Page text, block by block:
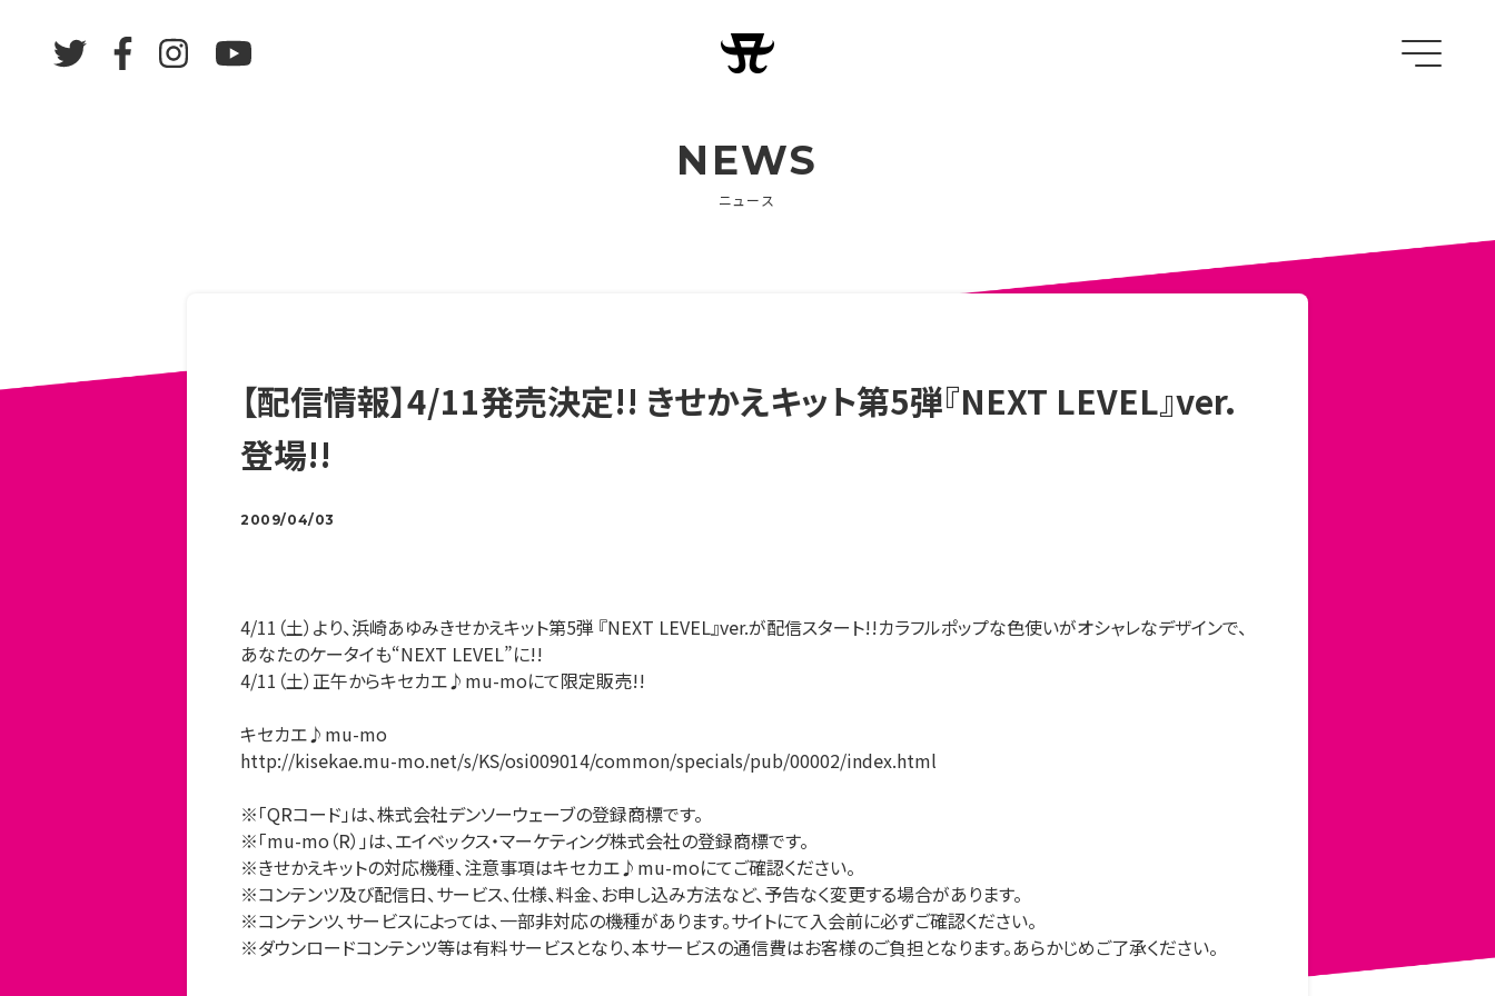
NEWS
ニュース
【配信情報】4/11発売決定!! きせかえキット第5弾『NEXT LEVEL』ver.
登場!!
2009/04/03
4/11（土）より、浜崎あゆみきせかえキット第5弾 『NEXT LEVEL』ver.が配信スタート!!カラフルポップな色使いがオシャレなデザインで、
あなたのケータイも“NEXT LEVEL”に!!
4/11（土）正午からキセカエ♪mu-moにて限定販売!!
キセカエ♪mu-mo
http://kisekae.mu-mo.net/s/KS/osi009014/common/specials/pub/00002/index.html
※「QRコード」は、株式会社デンソーウェーブの登録商標です。
※「mu-mo（R）」は、エイベックス・マーケティング株式会社の登録商標です。
※きせかえキットの対応機種、注意事項はキセカエ♪mu-moにてご確認ください。
※コンテンツ及び配信日、サービス、仕様、料金、お申し込み方法など、予告なく変更する場合があります。
※コンテンツ、サービスによっては、一部非対応の機種があります。サイトにて入会前に必ずご確認ください。
※ダウンロードコンテンツ等は有料サービスとなり、本サービスの通信費はお客様のご負担となります。あらかじめご了承ください。